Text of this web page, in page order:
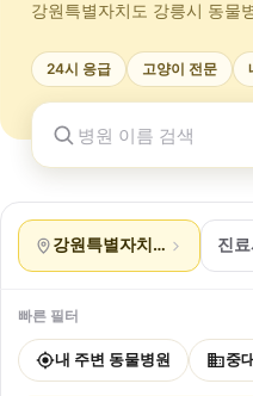
강원특별자치도 강릉시 동물
24시 응급 고양이 전문
강원특별자치도 강릉시 내
진
빠른 필터
내 주변 동물병원 중